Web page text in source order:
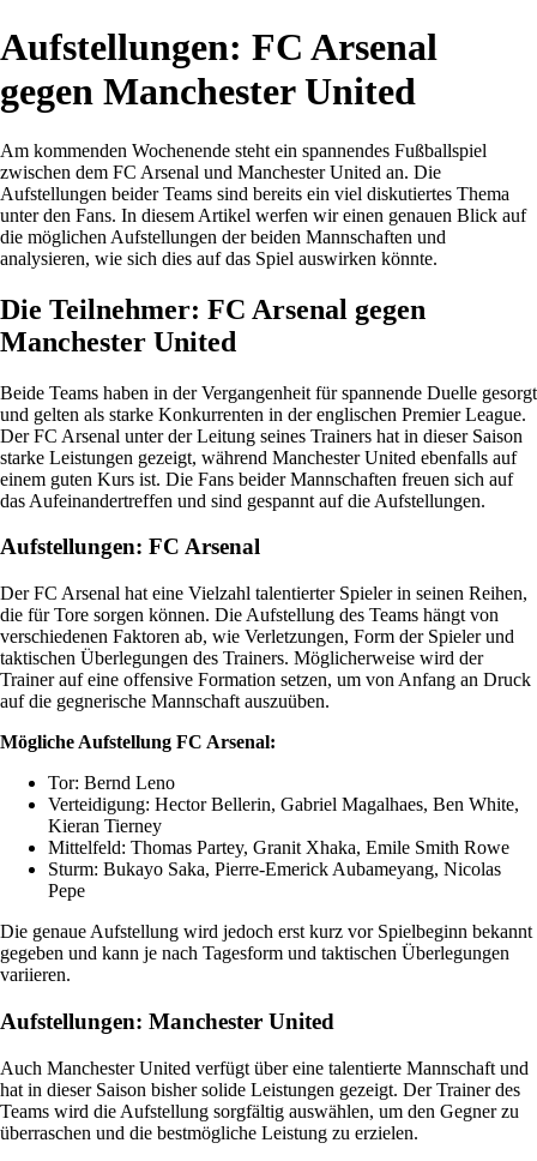
Aufstellungen: FC Arsenal
gegen Manchester United
Am kommenden Wochenende steht ein spannendes Fußballspiel
zwischen dem FC Arsenal und Manchester United an. Die
Aufstellungen beider Teams sind bereits ein viel diskutiertes Thema
unter den Fans. In diesem Artikel werfen wir einen genauen Blick auf
die möglichen Aufstellungen der beiden Mannschaften und
analysieren, wie sich dies auf das Spiel auswirken könnte.
Die Teilnehmer: FC Arsenal gegen
Manchester United
Beide Teams haben in der Vergangenheit für spannende Duelle gesorgt
und gelten als starke Konkurrenten in der englischen Premier League.
Der FC Arsenal unter der Leitung seines Trainers hat in dieser Saison
starke Leistungen gezeigt, während Manchester United ebenfalls auf
einem guten Kurs ist. Die Fans beider Mannschaften freuen sich auf
das Aufeinandertreffen und sind gespannt auf die Aufstellungen.
Aufstellungen: FC Arsenal
Der FC Arsenal hat eine Vielzahl talentierter Spieler in seinen Reihen,
die für Tore sorgen können. Die Aufstellung des Teams hängt von
verschiedenen Faktoren ab, wie Verletzungen, Form der Spieler und
taktischen Überlegungen des Trainers. Möglicherweise wird der
Trainer auf eine offensive Formation setzen, um von Anfang an Druck
auf die gegnerische Mannschaft auszuüben.
Mögliche Aufstellung FC Arsenal:
Tor: Bernd Leno
Verteidigung: Hector Bellerin, Gabriel Magalhaes, Ben White,
Kieran Tierney
Mittelfeld: Thomas Partey, Granit Xhaka, Emile Smith Rowe
Sturm: Bukayo Saka, Pierre-Emerick Aubameyang, Nicolas
Pepe
Die genaue Aufstellung wird jedoch erst kurz vor Spielbeginn bekannt
gegeben und kann je nach Tagesform und taktischen Überlegungen
variieren.
Aufstellungen: Manchester United
Auch Manchester United verfügt über eine talentierte Mannschaft und
hat in dieser Saison bisher solide Leistungen gezeigt. Der Trainer des
Teams wird die Aufstellung sorgfältig auswählen, um den Gegner zu
überraschen und die bestmögliche Leistung zu erzielen.